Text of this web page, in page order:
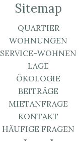
Sitemap
QUARTIER
WOHNUNGEN
SERVICE-WOHNEN
LAGE
ÖKOLOGIE
BEITRÄGE
MIETANFRAGE
KONTAKT
HÄUFIGE FRAGEN